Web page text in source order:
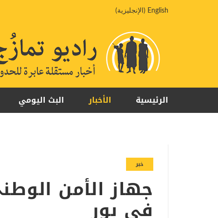
English
( الإنجليزية)
الرئيسية الأخبار البث اليومي
خبر
جهاز الأمن
في بور